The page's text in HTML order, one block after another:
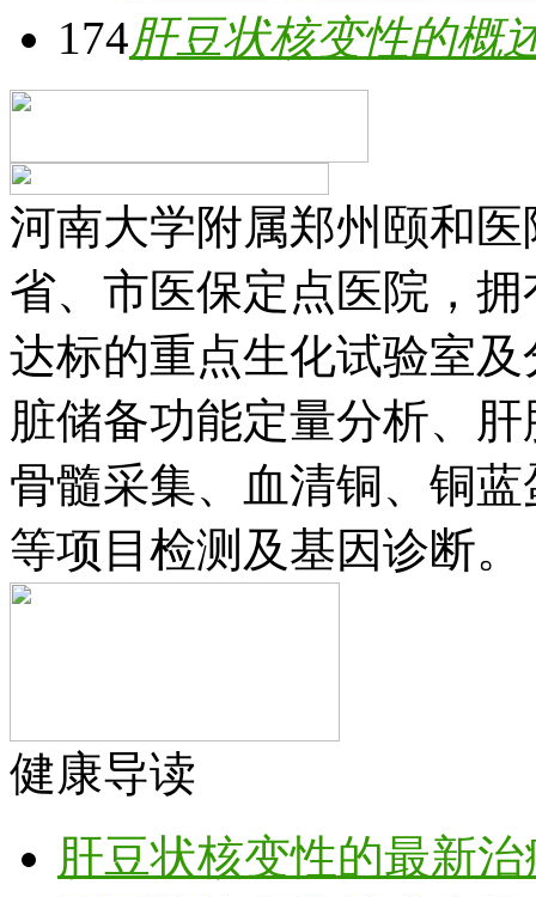
174肝豆状核变性的概
河南大学附属郑州颐和
省、市医保定点医院，
达标的重点生化试验室
脏储备功能定量分析、
骨髓采集、血清铜、铜
等项目检测及基因诊断。
健康导读
肝豆状核变性的最新